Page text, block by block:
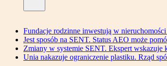
Fundacje rodzinne inwestują w
Jest sposób na SENT. Status AEO może
Zmiany w systemie SENT. Ekspert wskazuje
Unia nakazuje ograniczenie plastiku. Rząd